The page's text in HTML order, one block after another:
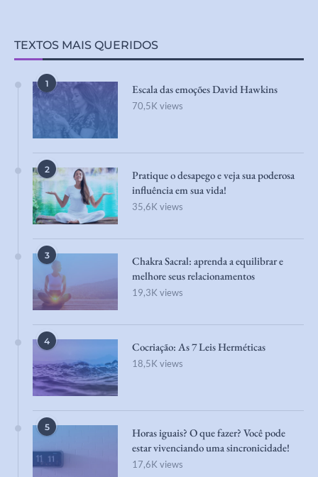
TEXTOS MAIS QUERIDOS
1 Escala das emoções David Hawkins
70,5K views
2
Pratique o desapego e veja sua poderosa
influência em sua vida!
35,6K views
3
Chakra Sacral: aprenda a equilibrar e
melhore seus relacionamentos
19,3K views
4 Cocriação: As 7 Leis Herméticas
18,5K views
5
Horas iguais? O que fazer? Você pode
estar vivenciando uma sincronicidade!
17,6K views